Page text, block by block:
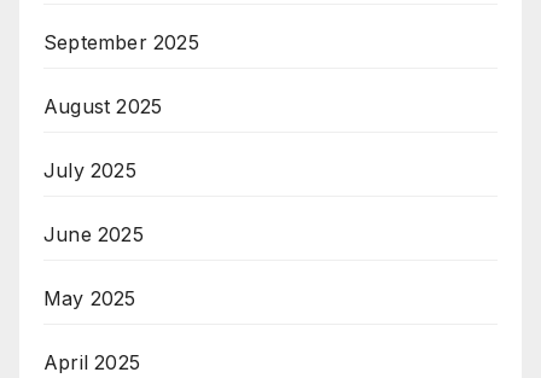
September 2025
August 2025
July 2025
June 2025
May 2025
April 2025